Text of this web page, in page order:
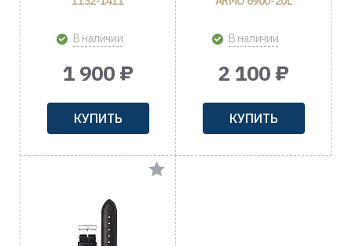
В наличии
1 900 ₽
КУПИТЬ
В наличии
2 100 ₽
КУПИТЬ